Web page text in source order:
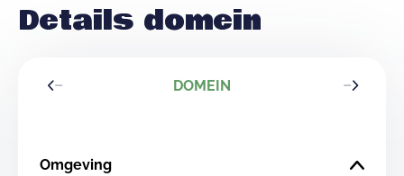
Details domein
DOMEIN
Omgeving